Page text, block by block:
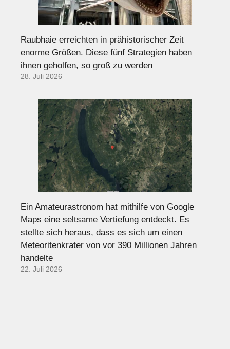
Raubhaie erreichten in prähistorischer Zeit
enorme Größen. Diese fünf Strategien haben
ihnen geholfen, so groß zu werden
28. Juli 2026
Ein Amateurastronom hat mithilfe von Google
Maps eine seltsame Vertiefung entdeckt. Es
stellte sich heraus, dass es sich um einen
Meteoritenkrater von vor 390 Millionen Jahren
handelte
22. Juli 2026